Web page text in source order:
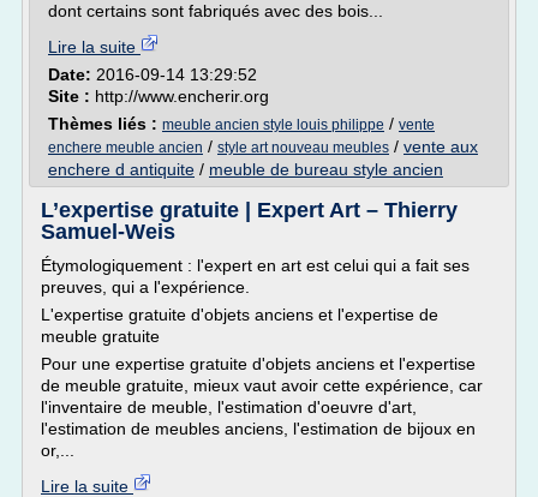
dont certains sont fabriqués avec des bois...
Lire la suite
Date: 2016-09-14 13:29:52
Site : http://www.encherir.org
Thèmes liés : meuble ancien style louis philippe / vente
enchere meuble ancien / style art nouveau meubles / vente aux
enchere d antiquite / meuble de bureau style ancien
L’expertise gratuite | Expert Art – Thierry
Samuel-Weis
Étymologiquement : l'expert en art est celui qui a fait ses
preuves, qui a l'expérience.
L'expertise gratuite d'objets anciens et l'expertise de
meuble gratuite
Pour une expertise gratuite d'objets anciens et l'expertise
de meuble gratuite, mieux vaut avoir cette expérience, car
l'inventaire de meuble, l'estimation d'oeuvre d'art,
l'estimation de meubles anciens, l'estimation de bijoux en
or,...
Lire la suite